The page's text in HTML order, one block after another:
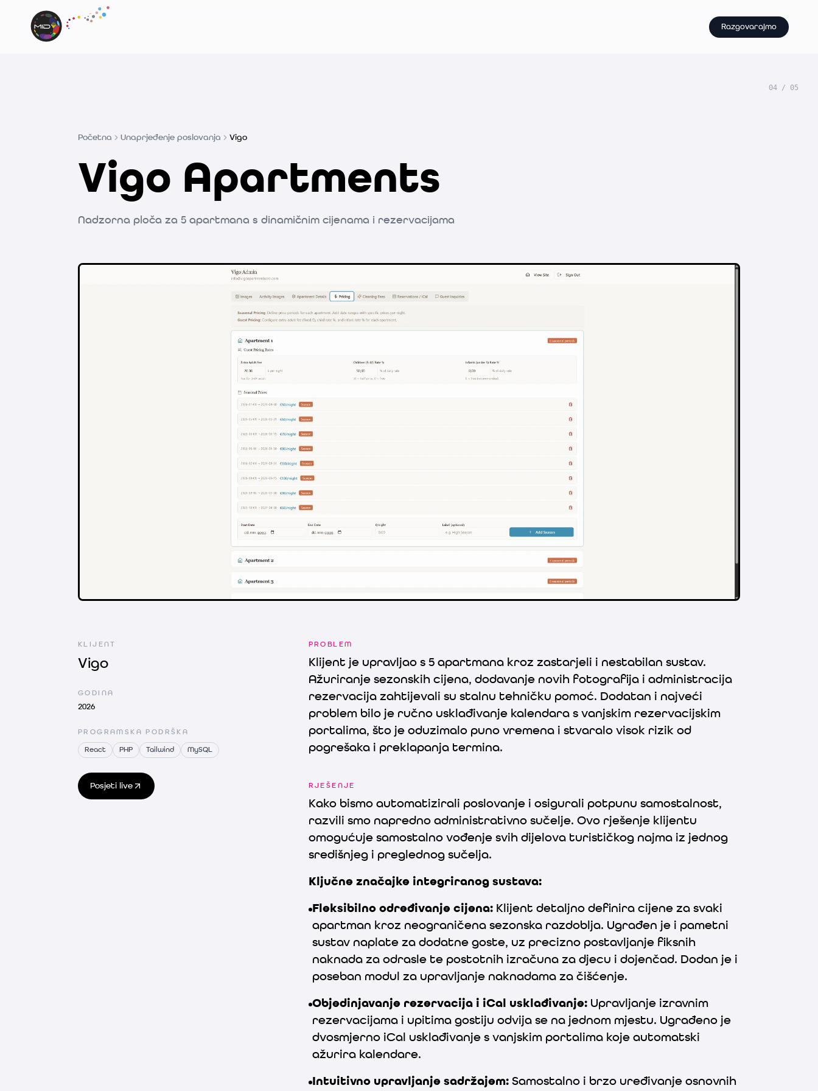
Razgovarajmo
04 / 05
Početna Unaprjeđenje poslovanja Vigo
Vigo Apartments
Nadzorna ploča za 5 apartmana s dinamičnim cijenama i rezervacijama
KLIJENT
Vigo
GODINA
2026
PROGRAMSKA PODRŠKA
React PHP Tailwind MySQL
Posjeti live
PROBLEM
Klijent je upravljao s 5 apartmana kroz zastarjeli i nestabilan sustav.
Ažuriranje sezonskih cijena, dodavanje novih fotografija i administracija
rezervacija zahtijevali su stalnu tehničku pomoć. Dodatan i najveći
problem bilo je ručno usklađivanje kalendara s vanjskim rezervacijskim
portalima, što je oduzimalo puno vremena i stvaralo visok rizik od
pogrešaka i preklapanja termina.
RJEŠENJE
Kako bismo automatizirali poslovanje i osigurali potpunu samostalnost,
razvili smo napredno administrativno sučelje. Ovo rješenje klijentu
omogućuje samostalno vođenje svih dijelova turističkog najma iz jednog
središnjeg i preglednog sučelja.
Ključne značajke integriranog sustava:
Fleksibilno određivanje cijena: Klijent detaljno definira cijene za svaki
apartman kroz neograničena sezonska razdoblja. Ugrađen je i pametni
sustav naplate za dodatne goste, uz precizno postavljanje fiksnih
naknada za odrasle te postotnih izračuna za djecu i dojenčad. Dodan je i
poseban modul za upravljanje naknadama za čišćenje.
Objedinjavanje rezervacija i iCal usklađivanje: Upravljanje izravnim
rezervacijama i upitima gostiju odvija se na jednom mjestu. Ugrađeno je
dvosmjerno iCal usklađivanje s vanjskim portalima koje automatski
ažurira kalendare.
Intuitivno upravljanje sadržajem: Samostalno i brzo uređivanje osnovnih